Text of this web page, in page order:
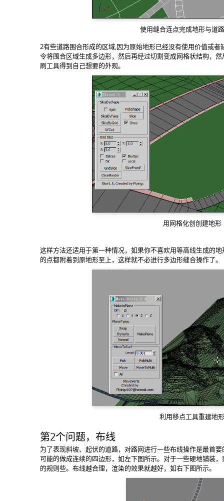
使用缝合连点完成地形与道
2有些道路围合形成的区域,因为原始地形已经没有使用价值或
令将围合区域生成多边形，然后再经过切割变成网格状结构，
刷工具得到自己想要的外观。
用网格化创创建地形
这样方法还适用于第一种情况，如果你不喜欢用等高线生成的
的点都附着到原地形至上，这样就不必进行多边形缝合操作了。
利用移点工具重建地形
第2个问题，布线
为了表现斜坡、起伏的道路，对路网进行一些布线操作是最首
可能的做成连续的四边形，如左下图所示。对于一些硬地铺装
的规则些。布线越合理，渲染的效果就越好，如右下图所示。